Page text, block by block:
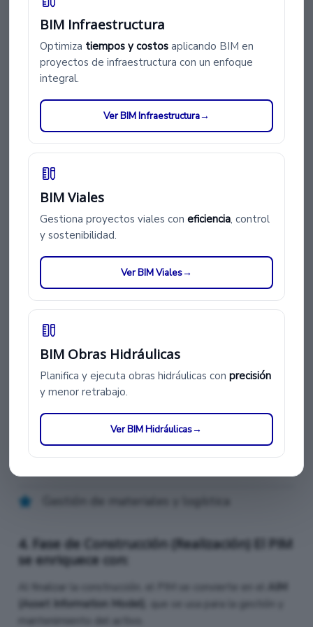
Diseño) Se definen los requerimientos
iniciales.
Se definen losrequerimientos iniciales.
Se crean modelos conceptuales en 3D
Se integran datos de viabilidad y
2. Fase de Diseño Detallado Modelos 3D
precisos con información técnica.
estructura, MEP).
Detección temprana de conflictos (clash
detection).
3. Fase de Construcción (Realización) El PIM
se enriquece con:
Planos de taller
Planificación 4D (secuencia constructiva)
4. Fase de Construcción (Realización) El PIM
se enriquece con:
(Asset Information Model)
BIM Infraestructura
Optimiza tiempos y costos aplicando BIM en
proyectos de infraestructura con un enfoque
integral.
Ver BIM Infraestructura→
BIM Viales
Gestiona proyectos viales coneficiencia, control
y sostenibilidad.
Ver BIM Viales→
BIM Obras Hidráulicas
Planifica y ejecuta obras hidráulicas conprecisión
y menor retrabajo.
Ver BIM Hidráulicas→